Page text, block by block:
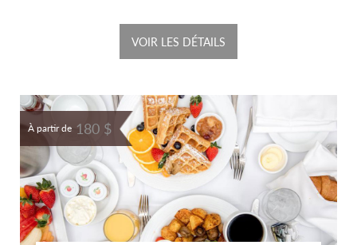
VOIR LES DÉTAILS
À partir de 180 $